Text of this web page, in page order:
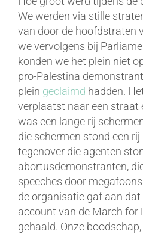
We werden via stille
van door de hoofdstraten
we vervolgens bij
konden we het plein niet
pro-Palestina
plein geclaimd hadden.
verplaatst naar een straat
was een lange rij
die schermen stond een
tegenover die agenten
abortusdemonstranten,
speeches door
de organisatie gaf aan
account van de March for
gehaald. Onze